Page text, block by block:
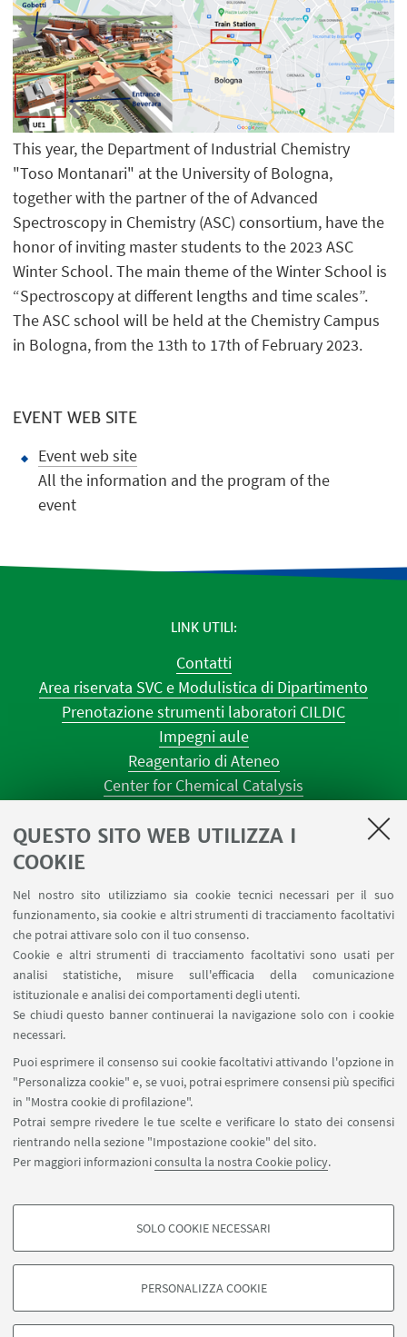
QUESTO SITO WEB UTILIZZA I
COOKIE
Nel nostro sito utilizziamo sia cookie tecnici necessari per il suo
funzionamento, sia cookie e altri strumenti di tracciamento facoltativi
che potrai attivare solo con il tuo consenso.
Cookie e altri strumenti di tracciamento facoltativi sono usati per
analisi statistiche, misure sull'efficacia della comunicazione
istituzionale e analisi dei comportamenti degli utenti.
Se chiudi questo banner continuerai la navigazione solo con i cookie
necessari.
Puoi esprimere il consenso sui cookie facoltativi attivando l'opzione in
"Personalizza cookie" e, se vuoi, potrai esprimere consensi più specifici
in "Mostra cookie di profilazione".
Potrai sempre rivedere le tue scelte e verificare lo stato dei consensi
rientrando nella sezione "Impostazione cookie" del sito.
Per maggiori informazioniconsulta la nostra Cookie policy.
COOKIE DI PROFILAZIONE - FACOLTATIVI
degli utenti, creare profili in base al loro comportamento sul sito, per analisi
di marketing.
SOLO COOKIE NECESSARI
PERSONALIZZA COOKIE
This year, the Department of Industrial Chemistry
"Toso Montanari" at the University of Bologna,
together with the partner of the of Advanced
Spectroscopy in Chemistry (ASC) consortium, have the
honor of inviting master students to the 2023 ASC
Winter School. The main theme of the Winter School is
“Spectroscopy at different lengths and time scales”.
The ASC school will be held at the Chemistry Campus
in Bologna, from the 13th to 17th of February 2023.
EVENT WEB SITE
Event web site
All the information and the program of the
event
LINK UTILI
Contatti
Area riservata SVC e Modulistica di Dipartimento
Prenotazione strumenti laboratori CILDIC
Impegni aule
Reagentario di Ateneo
Center for Chemical Catalysis
AULE U.E. 4 NAVILE
Prenotazione NMR Navile
Prenotazione strumenti del Dipartimento CHIMIND
SEGUI IL DIPARTIMENTO SU:
SEGUI UNIBO SU:
APP:
©Copyright 2026 - ALMA MATER STUDIORUM - Università di
Bologna - Via Zamboni, 33 - 40126 Bologna - PI: 01131710376 - CF:
80007010376
Privacy
Note legali Informazioni sul sito e accessibilità